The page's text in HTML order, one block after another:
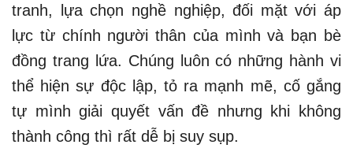
tranh, lựa chọn nghề nghiệp, đối mặt với áp
lực từ chính người thân của mình và bạn bè
đồng trang lứa. Chúng luôn có những hành vi
thể hiện sự độc lập, tỏ ra mạnh mẽ, cố gắng
tự mình giải quyết vấn đề nhưng khi không
thành công thì rất dễ bị suy sụp.